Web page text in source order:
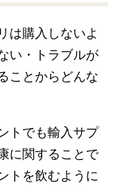
は購入しないよ
い・トラブルが
ことからどんな
トでも輸入サプ
に関することで
トを飲むように